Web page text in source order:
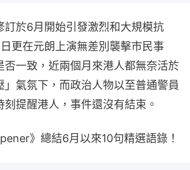
訂於6月開始引發激烈和大規模抗
更在元朗上演無差別襲擊市民事
否一致，近兩個月來港人都無奈活於
」氣氛下，而政治人物以至普通警員
刻提醒港人，事件還沒有結束。
》總結6月以來10句精選語錄！